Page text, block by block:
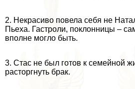
2. Некрасиво повела себя не
Пьеха. Гастроли, поклонницы –
вполне могло быть.
3. Стас не был готов к семейной
расторгнуть бpaк.